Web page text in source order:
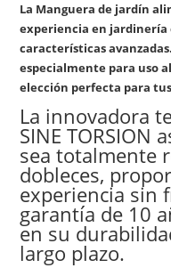
La Manguera de jardín
experiencia en jardinería
características
especialmente para uso
elección perfecta para
La innovadora
SINE TORSION
sea totalmente
dobleces,
experiencia sin
garantía de 10
en su
largo plazo.